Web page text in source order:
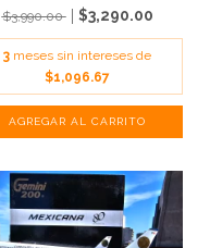
$3,990.00
$3,290.00
3 meses sin intereses de
$1,096.67